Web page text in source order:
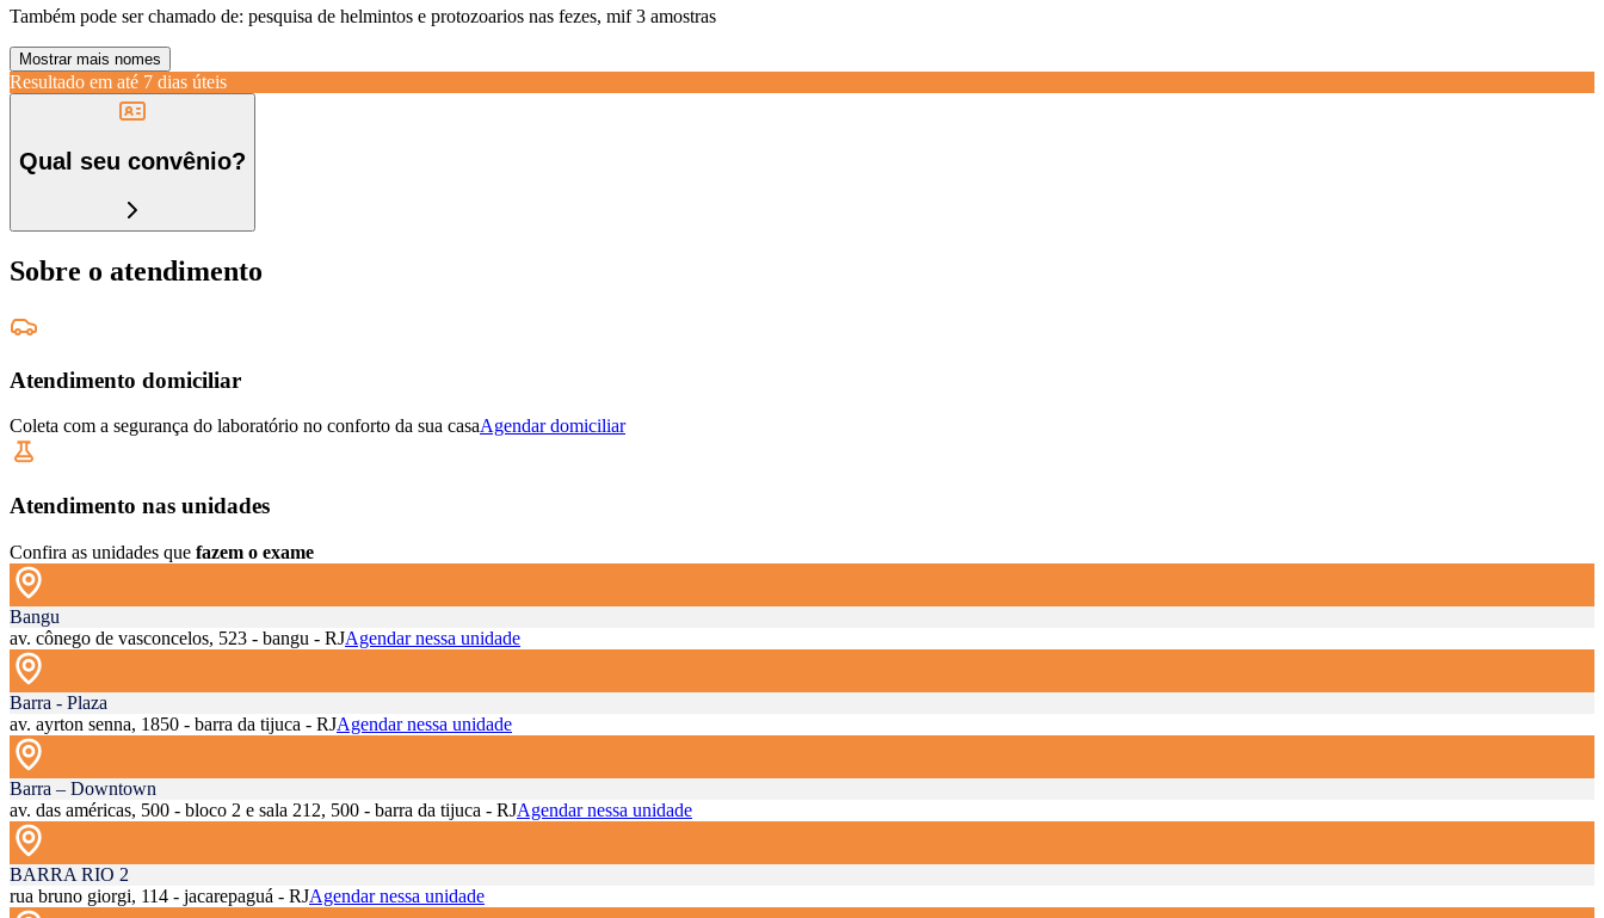
Também pode ser chamado de: pesquisa de helmintos e protozoarios nas fezes, mif 3 amostras
Mostrar mais nomes
Resultado em até 7 dias úteis
Qual seu convênio?
Sobre o atendimento
Atendimento domiciliar
Coleta com a segurança do laboratório no conforto da sua casaAgendar domiciliar
Atendimento nas unidades
Confira as unidades que fazem o exame
Bangu
av. cônego de vasconcelos, 523 - bangu - RJAgendar nessa unidade
Barra - Plaza
av. ayrton senna, 1850 - barra da tijuca - RJAgendar nessa unidade
Barra – Downtown
av. das américas, 500 - bloco 2 e sala 212, 500 - barra da tijuca - RJAgendar nessa unidade
BARRA RIO 2
rua bruno giorgi, 114 - jacarepaguá - RJAgendar nessa unidade